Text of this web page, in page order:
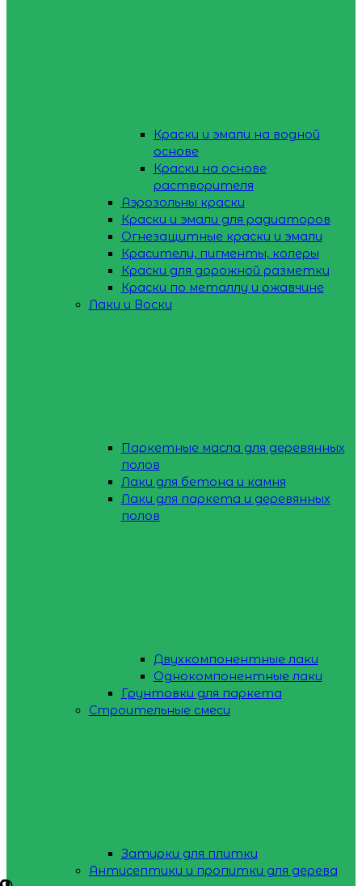
Краски и эмали на водной
основе
Краски на основе
растворителя
Аэрозольны краски
Краски и эмали для радиаторов
Огнезащитные краски и эмали
Красители, пигменты, колеры
Краски для дорожной разметки
Краски по металлу и ржавчине
Лаки и Воски
Паркетные масла для деревянных
полов
Лаки для бетона и камня
Лаки для паркета и деревянных
полов
Двухкомпонентные лаки
Однокомпонентные лаки
Грунтовки для паркета
Строительные смеси
Затирки для плитки
Антисептики и пропитки для дерева